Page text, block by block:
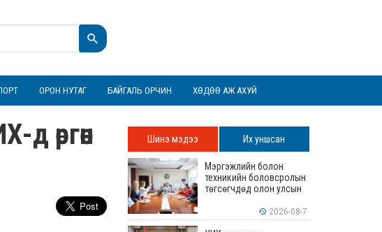
ОРОН НУТАГ БАЙГАЛЬ ОРЧИН ХӨДӨӨ АЖ АХУЙ
д өргөн
Шинэ мэдээ Их уншсан
Мэргэжлийн болон
техникийн боловсролын
төгсөгчдөд олон улсын
зөвшөөрөгдөх ур
чадваруудыг олгоно
2026-08-7